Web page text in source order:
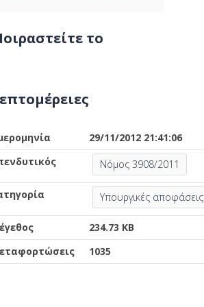
το
29/11/2012 21:41:06
Νόμος 3908/2011
Υπουργικές αποφάσεις
234.73 KB
1035